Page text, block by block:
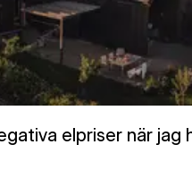
elpriser när jag